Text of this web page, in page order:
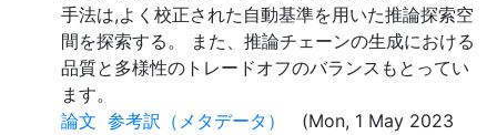
手法は,よく校正された自動基準を用いた推論探索空
間を探索する。 また、推論チェーンの生成における
品質と多様性のトレードオフのバランスもとってい
ます。
論文 参考訳（メタデータ）
(Mon, 1 May 2023